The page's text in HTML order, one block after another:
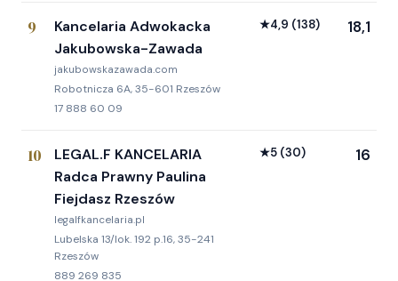
9
Kancelaria Adwokacka
Jakubowska-Zawada
jakubowskazawada.com
Robotnicza 6A, 35-601 Rzeszów
17 888 60 09
★4,9 (138) 18,1
10
LEGAL.F KANCELARIA
Radca Prawny Paulina
Fiejdasz Rzeszów
legalfkancelaria.pl
Lubelska 13/lok. 192 p.16, 35-241
Rzeszów
889 269 835
★5 (30) 16